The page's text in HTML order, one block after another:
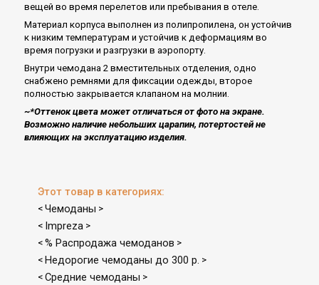
вещей во время перелетов или пребывания в отеле.
Материал корпуса выполнен из полипропилена, он устойчив
к низким температурам и устойчив к деформациям во
время погрузки и разгрузки в аэропорту.
Внутри чемодана 2 вместительных отделения, одно
снабжено ремнями для фиксации одежды, второе
полностью закрывается клапаном на молнии.
~*Оттенок цвета может отличаться от фото на экране.
Возможно наличие небольших царапин, потертостей не
влияющих на эксплуатацию изделия.
Этот товар в категориях:
< Чемоданы >
< Impreza >
< % Распродажа чемоданов >
< Недорогие чемоданы до 300 р. >
< Средние чемоданы >